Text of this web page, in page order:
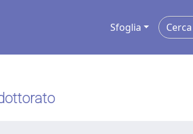
Sfoglia